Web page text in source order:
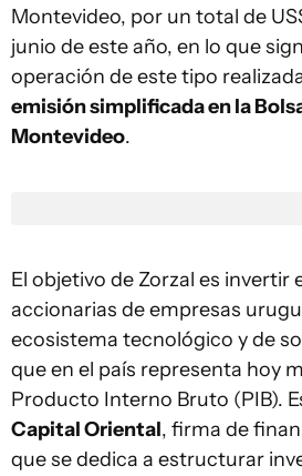
Montevideo, por un total de
junio de este año, en lo que
operación de este tipo
emisión simplificada en la
Montevideo.
El objetivo de Zorzal es invertir
accionarias de empresas
ecosistema tecnológico y de
que en el país representa hoy
Producto Interno Bruto (PIB).
Capital Oriental, firma de
que se dedica a estructurar